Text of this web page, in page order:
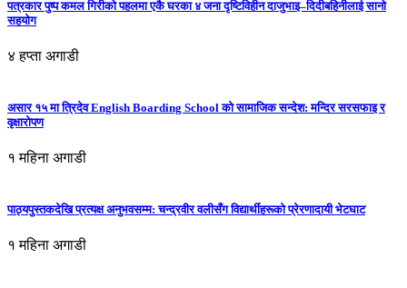
पत्रकार पुष्प कमल गिरीको पहलमा एकै घरका ४ जना दृष्टिविहीन दाजुभाइ–दिदीबहिनीलाई सानो
सहयोग
४ हप्ता अगाडी
असार १५ मा त्रिदेव English Boarding School को सामाजिक सन्देश: मन्दिर सरसफाइ र
वृक्षारोपण
१ महिना अगाडी
पाठ्यपुस्तकदेखि प्रत्यक्ष अनुभवसम्म: चन्द्रवीर वलीसँग विद्यार्थीहरूको प्रेरणादायी भेटघाट
१ महिना अगाडी